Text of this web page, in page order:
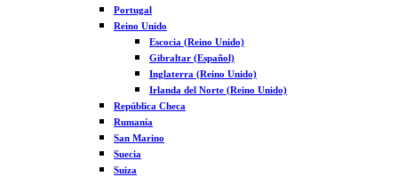
Portugal
Reino Unido
Escocia (Reino Unido)
Gibraltar (Español)
Inglaterra (Reino Unido)
Irlanda del Norte (Reino Unido)
República Checa
Rumanía
San Marino
Suecia
Suiza